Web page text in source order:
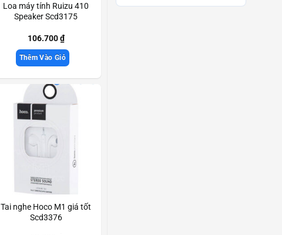
Loa máy tính Ruizu 410
Speaker Scd3175
106.700₫
Thêm Vào Giỏ
Tai nghe Hoco M1 giá tốt
Scd3376